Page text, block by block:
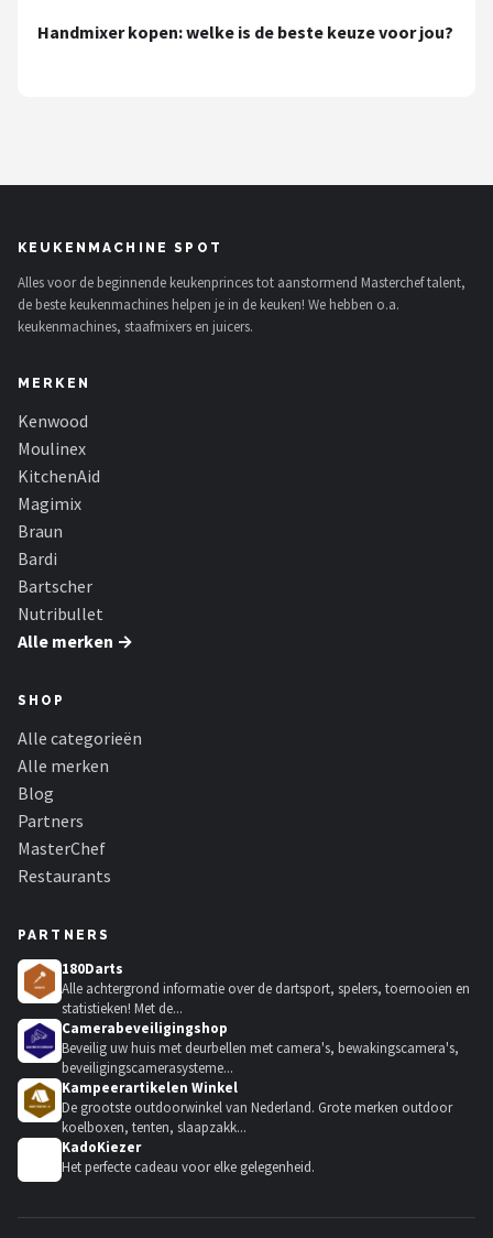
KitchenAid
Bartscher
Nutribullet
Philips
Alle merken →
Handmixer kopen: welke is de beste keuze voor jou?
KEUKENMACHINE SPOT
Alles voor de beginnende keukenprinces tot aanstormend Masterchef talent,
de beste keukenmachines helpen je in de keuken! We hebben o.a.
keukenmachines, staafmixers en juicers.
MERKEN
Kenwood
Moulinex
KitchenAid
Magimix
Braun
Bardi
Bartscher
Nutribullet
Alle merken →
SHOP
Alle categorieën
Alle merken
Blog
Partners
MasterChef
Restaurants
PARTNERS
180Darts
Alle achtergrond informatie over de dartsport, spelers, toernooien en
statistieken! Met de...
Camerabeveiligingshop
Beveilig uw huis met deurbellen met camera's, bewakingscamera's,
beveiligingscamerasysteme...
Kampeerartikelen Winkel
De grootste outdoorwinkel van Nederland. Grote merken outdoor
koelboxen, tenten, slaapzakk...
KadoKiezer
Het perfecte cadeau voor elke gelegenheid.